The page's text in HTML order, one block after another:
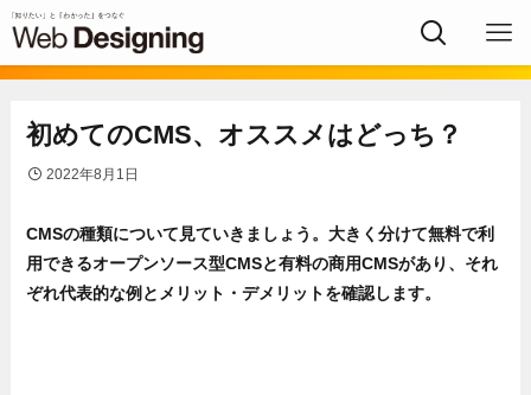
初めてのCMS、オススメはどっち？
2022年8月1日
CMSの種類について見ていきましょう。大きく分けて無料で利
用できるオープンソース型CMSと有料の商用CMSがあり、それ
ぞれ代表的な例とメリット・デメリットを確認します。